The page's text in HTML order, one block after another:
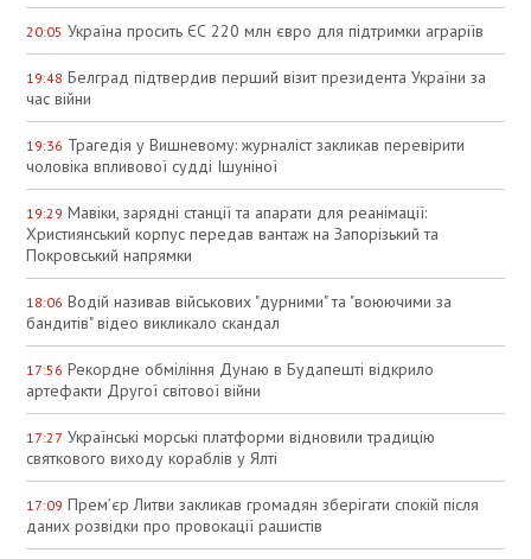
20:05 Україна просить ЄС 220 млн євро для підтримки аграріїв
19:48 Белград підтвердив перший візит президента України за
час війни
19:36 Трагедія у Вишневому: журналіст закликав перевірити
чоловіка впливової судді Ішуніної
19:29 Мавіки, зарядні станції та апарати для реанімації:
Християнський корпус передав вантаж на Запорізький та
Покровський напрямки
18:06 Водій називав військових "дурними" та "воюючими за
бандитів" відео викликало скандал
17:56 Рекордне обміління Дунаю в Будапешті відкрило
артефакти Другої світової війни
17:27 Українські морські платформи відновили традицію
святкового виходу кораблів у Ялті
17:09 Прем’єр Литви закликав громадян зберігати спокій після
даних розвідки про провокації рашистів